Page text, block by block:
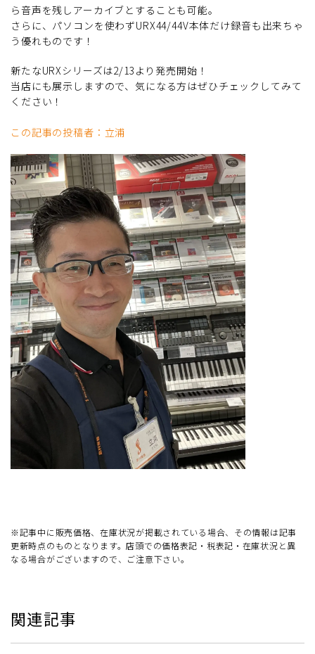
ら音声を残しアーカイブとすることも可能。
さらに、パソコンを使わずURX44/44V本体だけ録音も出来ちゃ
う優れものです！
新たなURXシリーズは2/13より発売開始！
当店にも展示しますので、気になる方はぜひチェックしてみて
ください！
この記事の投稿者：立浦
※記事中に販売価格、在庫状況が掲載されている場合、その情報は記事
更新時点のものとなります。店頭での価格表記・税表記・在庫状況と異
なる場合がございますので、ご注意下さい。
関連記事